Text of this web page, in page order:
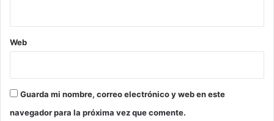
Web
Guarda mi nombre, correo electrónico y web en este
navegador para la próxima vez que comente.